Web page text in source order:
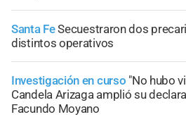
Santa FeSecuestraron dos
distintos operativos
Investigación en curso "No hubo
Candela Arizaga amplió su
Facundo Moyano